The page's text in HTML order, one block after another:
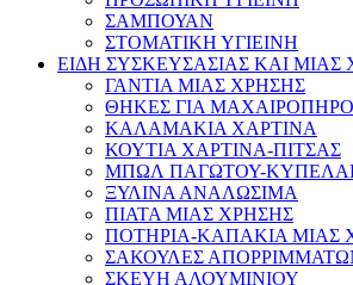
ΣΑΜΠΟΥΑΝ
ΣΤΟΜΑΤΙΚΗ ΥΓΙΕΙΝΗ
ΕΙΔΗ ΣΥΣΚΕΥΣΑΣΙΑΣ ΚΑΙ ΜΙΑΣ
ΓΑΝΤΙΑ ΜΙΑΣ ΧΡΗΣΗΣ
ΘΗΚΕΣ ΓΙΑ
ΚΑΛΑΜΑΚΙΑ ΧΑΡΤΙΝΑ
ΚΟΥΤΙΑ ΧΑΡΤΙΝΑ-ΠΙΤΣΑΣ
ΜΠΩΛ ΠΑΓΩΤΟΥ-
ΞΥΛΙΝΑ ΑΝΑΛΩΣΙΜΑ
ΠΙΑΤΑ ΜΙΑΣ ΧΡΗΣΗΣ
ΠΟΤΗΡΙΑ-ΚΑΠΑΚΙΑ ΜΙΑΣ
ΣΑΚΟΥΛΕΣ
ΣΚΕΥΗ ΑΛΟΥΜΙΝΙΟΥ